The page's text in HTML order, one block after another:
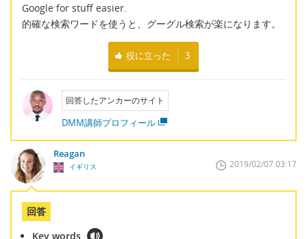
Google for stuff easier.
的確な検索ワードを使うと、グーグル検索が楽になります。
役に立った 3
回答したアンカーのサイト
DMM講師プロフィール
Reagan
イギリス 2019/02/07 03:17
回答
Key words